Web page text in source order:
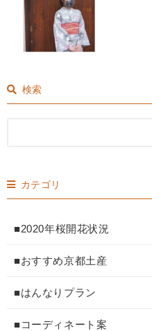
検索
カテゴリ
■2020年桜開花状況
■おすすめ京都土産
■はんなりプラン
■コーディネート案